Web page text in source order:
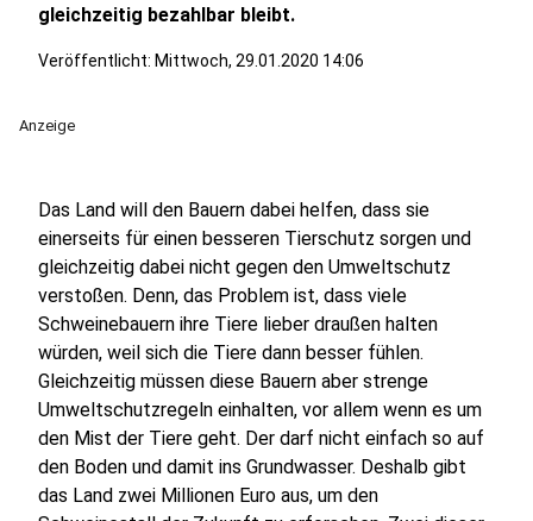
gleichzeitig bezahlbar bleibt.
Veröffentlicht: Mittwoch, 29.01.2020 14:06
Anzeige
Das Land will den Bauern dabei helfen, dass sie
einerseits für einen besseren Tierschutz sorgen und
gleichzeitig dabei nicht gegen den Umweltschutz
verstoßen. Denn, das Problem ist, dass viele
Schweinebauern ihre Tiere lieber draußen halten
würden, weil sich die Tiere dann besser fühlen.
Gleichzeitig müssen diese Bauern aber strenge
Umweltschutzregeln einhalten, vor allem wenn es um
den Mist der Tiere geht. Der darf nicht einfach so auf
den Boden und damit ins Grundwasser. Deshalb gibt
das Land zwei Millionen Euro aus, um den